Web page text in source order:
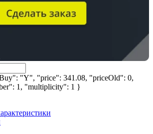
"Y", "price": 341.08, "priceOld": 0,
1, "multiplicity": 1 }